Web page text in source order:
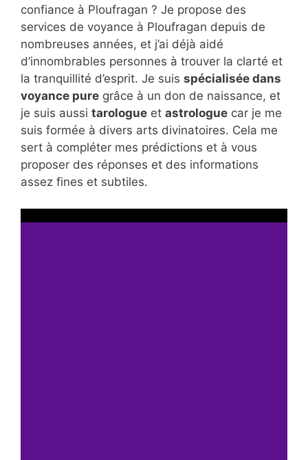
confiance à Ploufragan ? Je propose des
services de voyance à Ploufragan depuis de
nombreuses années, et j’ai déjà aidé
d’innombrables personnes à trouver la clarté et
la tranquillité d’esprit. Je suis spécialisée dans
voyance pure grâce à un don de naissance, et
je suis aussi tarologue et astrologue car je me
suis formée à divers arts divinatoires. Cela me
sert à compléter mes prédictions et à vous
proposer des réponses et des informations
assez fines et subtiles.